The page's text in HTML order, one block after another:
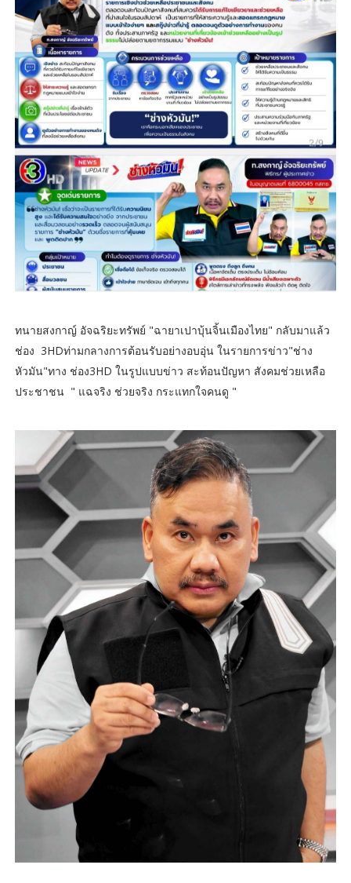
ทนายสงกาญ์ อัจฉริยะทรัพย์ "ฉายาเปาบุ้นจิ้นเมืองไทย" กลับมาแล้ว
ช่อง 3HDท่ามกลางการต้อนรับอย่างอบอุ่น ในรายการข่าว"ช่าง
หัวมัน"ทาง ช่อง3HD ในรูปแบบข่าว สะท้อนปัญหา สังคมช่วยเหลือ
ประชาชน " แฉจริง ช่วยจริง กระแทกใจคนดู "